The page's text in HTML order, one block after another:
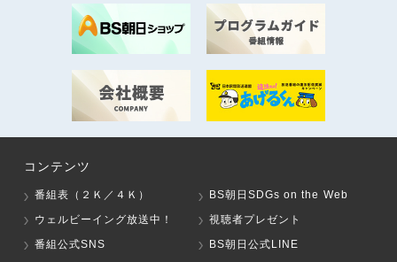
コンテンツ
番組表（２Ｋ／４Ｋ）
BS朝日SDGs on the Web
ウェルビーイング放送中！
視聴者プレゼント
番組公式SNS
BS朝日公式LINE